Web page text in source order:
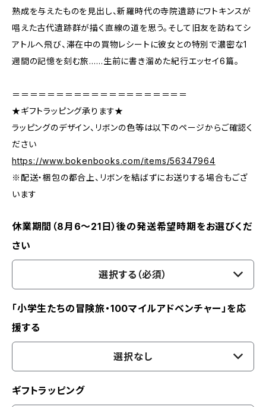
熟成を与えたものを見出し、新羅時代の寺院遺跡にワトキンスが
唱えた古代遺跡群が描く直線の道を思う。そして旧友を訪ねてシ
アトルへ飛び、滞在中の買物レシートに彼女との特別で濃密な1
週間の記憶を刻む旅……生前に書き溜めた紀行エッセイ6篇。
＝＝＝＝＝＝＝＝＝＝＝＝＝＝＝＝＝＝＝＝
★ギフトラッピング承ります★
ラッピングのデザイン、リボンの色等は以下のページからご確認く
ださい
https://www.bokenbooks.com/items/56347964
※配送・梱包の都合上、リボンを結ばずにお送りする場合もござ
います
休業期間（8月6〜21日）後の発送希望時期をお選びくだ
さい
選択する（必須）
「小学生たちの冒険旅・100マイルアドベンチャー」を応
援する
選択なし
ギフトラッピング